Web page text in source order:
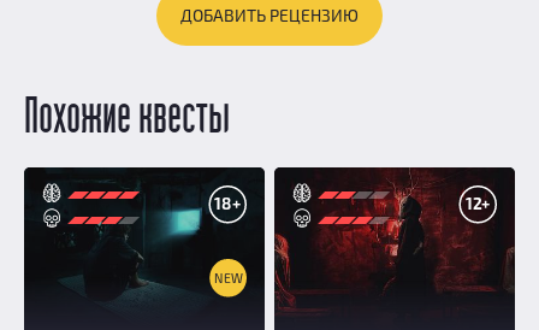
ДОБАВИТЬ РЕЦЕНЗИЮ
Похожие квесты
18+
NEW
12+